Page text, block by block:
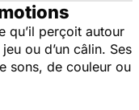
qu’il perçoit autour
ou d’un câlin. Ses
sons, de couleur ou